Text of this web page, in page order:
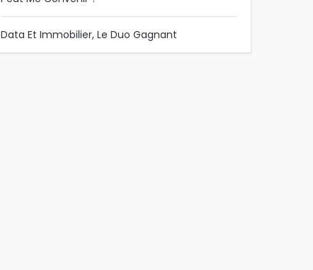
Data Et Immobilier, Le Duo Gagnant